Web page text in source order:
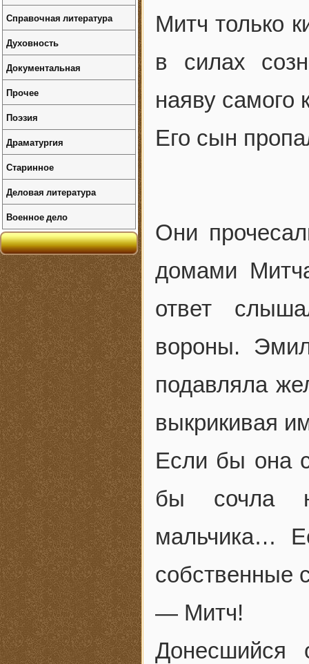
Митч только
в силах
наяву самого
Его сын
Они
домами
ответ
вороны.
подавляла
выкрикивая
Если бы она
бы сочла
мальчика…
собственные
— Митч!
Донесшийся
Справочная литература
Духовность
Документальная
Прочее
Поэзия
Драматургия
Старинное
Деловая литература
Военное дело